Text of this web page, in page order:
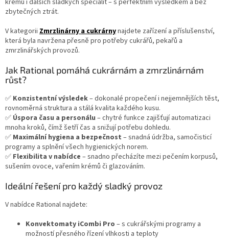
v
y
v
i
s
krémů i dalších sladkých specialit – s perfektním výsledkem a bez
zbytečných ztrát.
V kategorii Zmrzlinárny a cukrárnynajdete zařízení a příslušenství,
která byla navržena přesně pro potřeby cukrářů, pekařů a
zmrzlinářských provozů.
Jak Rational pomáhá cukrárnám a zmrzlinárnám
růst?
✅ Konzistentní výsledek– dokonalé propečení i nejjemnějších těst,
rovnoměrná struktura a stálá kvalita každého kusu.
✅ Úspora času a personálu – chytré funkce zajišťují automatizaci
mnoha kroků, čímž šetří čas a snižují potřebu dohledu.
✅ Maximální hygiena a bezpečnost – snadná údržba, samočisticí
programy a splnění všech hygienických norem.
✅ Flexibilita v nabídce – snadno přecházíte mezi pečením korpusů,
sušením ovoce, vařením krémů či glazováním.
Ideální řešení pro každý sladký provoz
V nabídce Rational najdete:
Konvektomaty iCombi Pro – s cukrářskými programy a
možností přesného řízení vlhkosti a teploty